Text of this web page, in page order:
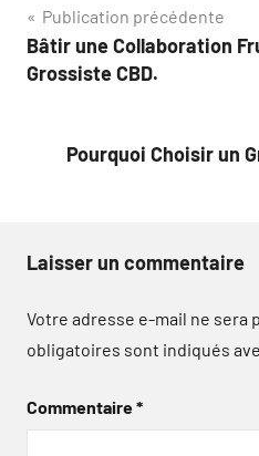
Navigation
de
Publication précédente
Bâtir une Collaboration
Grossiste CBD.
Pourquoi Choisir un
Laisser un commentaire
Votre adresse e-mail ne sera
obligatoires sont indiqués
Commentaire*